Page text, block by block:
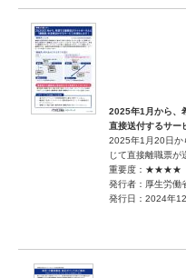
2025年1月から、
直接送付するサー
2025年1月20日か
じて直接離職票が
重要度：★★★★
発行者：厚生労働
発行日：2024年